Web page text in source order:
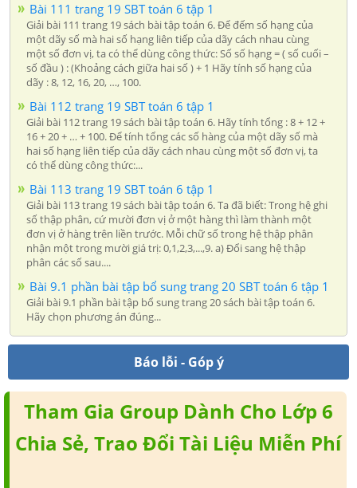
Bài 111 trang 19 SBT toán 6 tập 1
Giải bài 111 trang 19 sách bài tập toán 6. Để đếm số hạng của
một dãy số mà hai số hạng liên tiếp của dãy cách nhau cùng
một số đơn vị, ta có thể dùng công thức: Số số hạng = ( số cuối –
số đầu ) : (Khoảng cách giữa hai số ) + 1 Hãy tính số hạng của
dãy : 8, 12, 16, 20, …, 100.
Bài 112 trang 19 SBT toán 6 tập 1
Giải bài 112 trang 19 sách bài tập toán 6. Hãy tính tổng : 8 + 12 +
16 + 20 + … + 100. Để tính tổng các số hàng của một dãy số mà
hai số hạng liên tiếp của dãy cách nhau cùng một số đơn vị, ta
có thể dùng công thức:...
Bài 113 trang 19 SBT toán 6 tập 1
Giải bài 113 trang 19 sách bài tập toán 6. Ta đã biết: Trong hệ ghi
số thập phân, cứ mười đơn vị ở một hàng thì làm thành một
đơn vị ở hàng trên liền trước. Mỗi chữ số trong hệ thập phân
nhận một trong mười giá trị: 0,1,2,3,...,9. a) Đổi sang hệ thập
phân các số sau....
Bài 9.1 phần bài tập bổ sung trang 20 SBT toán 6 tập 1
Giải bài 9.1 phần bài tập bổ sung trang 20 sách bài tập toán 6.
Hãy chọn phương án đúng...
Báo lỗi - Góp ý
Tham Gia Group Dành Cho Lớp 6
Chia Sẻ, Trao Đổi Tài Liệu Miễn Phí